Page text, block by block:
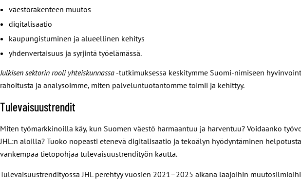
väestörakenteen muutos
digitalisaatio
kaupungistuminen ja alueellinen kehitys
yhdenvertaisuus ja syrjintä työelämässä.
Julkisen sektorin rooli yhteiskunnassa -tutkimuksessa keskitymme Suomi-nimiseen
rahoitusta ja analysoimme, miten palveluntuotantomme toimii ja kehittyy.
Tulevaisuustrendit
Miten työmarkkinoilla käy, kun Suomen väestö harmaantuu ja harventuu? Voidaanko
JHL:n aloilla? Tuoko nopeasti etenevä digitalisaatio ja tekoälyn hyödyntäminen
vankempaa tietopohjaa tulevaisuustrendityön kautta.
Tulevaisuustrendityössä JHL perehtyy vuosien 2021–2025 aikana laajoihin